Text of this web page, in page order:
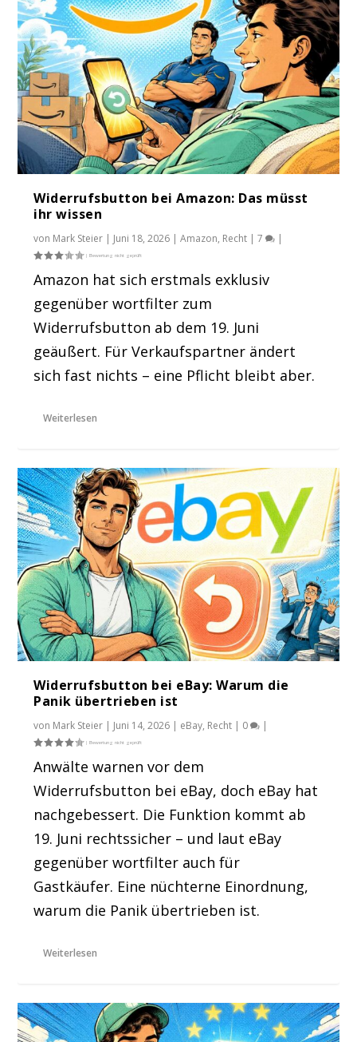
Widerrufsbutton bei Amazon: Das müsst
ihr wissen
von Mark Steier | Juni 18, 2026 |Amazon, Recht |7 |
Amazon hat sich erstmals exklusiv
gegenüber wortfilter zum
Widerrufsbutton ab dem 19. Juni
geäußert. Für Verkaufspartner ändert
sich fast nichts – eine Pflicht bleibt aber.
Weiterlesen
Widerrufsbutton bei eBay: Warum die
Panik übertrieben ist
von Mark Steier | Juni 14, 2026 | eBay, Recht | 0 |
Anwälte warnen vor dem
Widerrufsbutton bei eBay, doch eBay hat
nachgebessert. Die Funktion kommt ab
19. Juni rechtssicher – und laut eBay
gegenüber wortfilter auch für
Gastkäufer. Eine nüchterne Einordnung,
warum die Panik übertrieben ist.
Weiterlesen